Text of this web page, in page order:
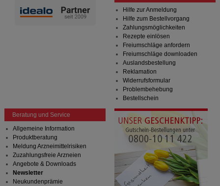
Hilfe zur Anmeldung
Hilfe zum Bestellvorgang
Zahlungsmöglichkeiten
Rezepte einlösen
Freiumschläge anfordern
Freiumschläge downloaden
Auslandsbestellung
Reklamation
Widerrufsformular
Problembehebung
Bestellschein
Beratung und Service
Allgemeine Information
Produktberatung
Meldung Arzneimittelrisiken
Zuzahlungsfreie Arzneien
Angebote & Downloads
Newsletter
Neukundenprämie